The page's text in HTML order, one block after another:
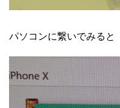
パソコンに繋いでみると